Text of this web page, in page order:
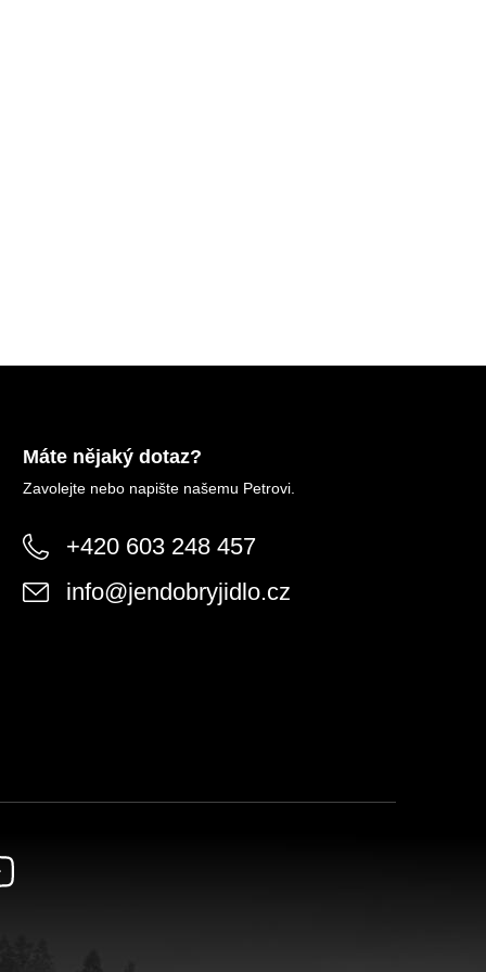
Máte nějaký dotaz?
Zavolejte nebo napište našemu Petrovi.
+420 603 248 457
info@jendobryjidlo.cz